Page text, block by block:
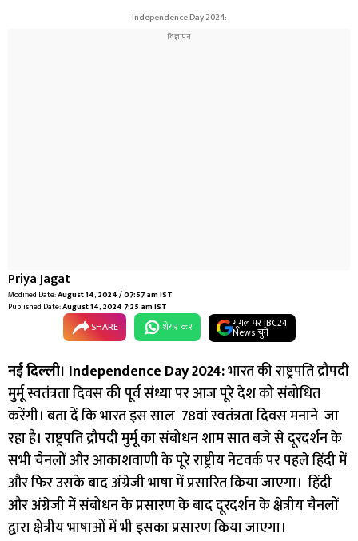
Independence Day 2024:
Priya Jagat
Modified Date:August 14, 2024 / 07:57 am IST
Published Date:August 14, 2024 7:25 am IST
SHARE शेयर कर गूगल पर IBC24
News चुनें
नई दिल्ली। Independence Day 2024:भारत की राष्ट्रपति द्रौपदी
मुर्मू स्वतंत्रता दिवस की पूर्व संध्या पर आज पूरे देश को संबोधित
करेंगी। बता दें कि भारत इस साल 78वां स्वतंत्रता दिवस मनाने जा
रहा है। राष्ट्रपति द्रौपदी मुर्मू का संबोधन शाम सात बजे से दूरदर्शन के
सभी चैनलों और आकाशवाणी के पूरे राष्ट्रीय नेटवर्क पर पहले हिंदी में
और फि‍र उसके बाद अंग्रेजी भाषा में प्रसारित किया जाएगा। हिंदी
और अंग्रेजी में संबोधन के प्रसारण के बाद दूरदर्शन के क्षेत्रीय चैनलों
द्वारा क्षेत्रीय भाषाओं में भी इसका प्रसारण किया जाएगा।